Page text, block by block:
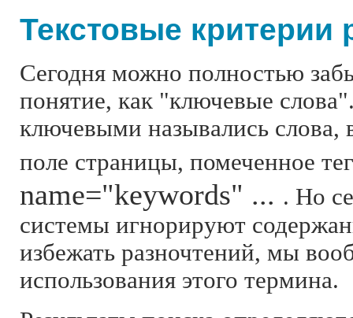
Текстовые критерии
Сегодня можно полностью
понятие, как "ключевые
ключевыми назывались слова,
поле страницы, помеченное
name="keywords" ... . Но
системы игнорируют
избежать разночтений, мы
использования этого термина.